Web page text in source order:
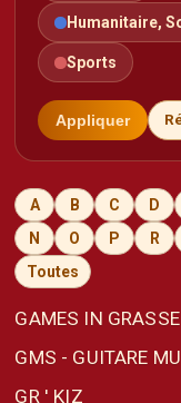
Humanitaire,
Sports
Appliquer
A B C D
N
O P R
Toutes
GAMES IN GRASSE
GMS - GUITARE
GR ' KIZ